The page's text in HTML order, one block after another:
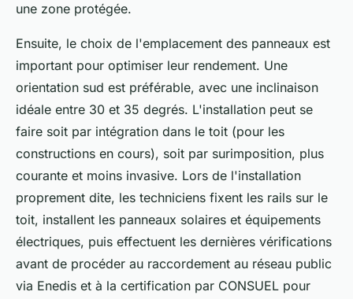
une zone protégée.
Ensuite, le choix de l'emplacement des panneaux est
important pour optimiser leur rendement. Une
orientation sud est préférable, avec une inclinaison
idéale entre 30 et 35 degrés. L'installation peut se
faire soit par intégration dans le toit (pour les
constructions en cours), soit par surimposition, plus
courante et moins invasive. Lors de l'installation
proprement dite, les techniciens fixent les rails sur le
toit, installent les panneaux solaires et équipements
électriques, puis effectuent les dernières vérifications
avant de procéder au raccordement au réseau public
via Enedis et à la certification par CONSUEL pour